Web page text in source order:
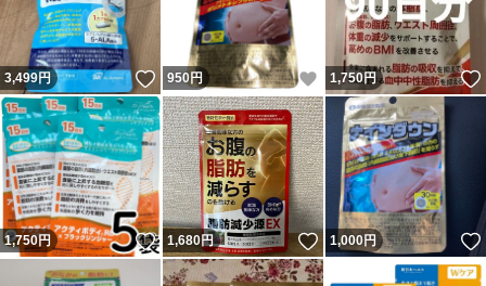
3,499円 いいね！
950円 いいね！
1,750円
1,750円 いいね！
1,680円 いいね！
1,000円